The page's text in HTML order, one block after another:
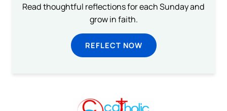
Read thoughtful reflections for each Sunday and
grow in faith.
REFLECT NOW